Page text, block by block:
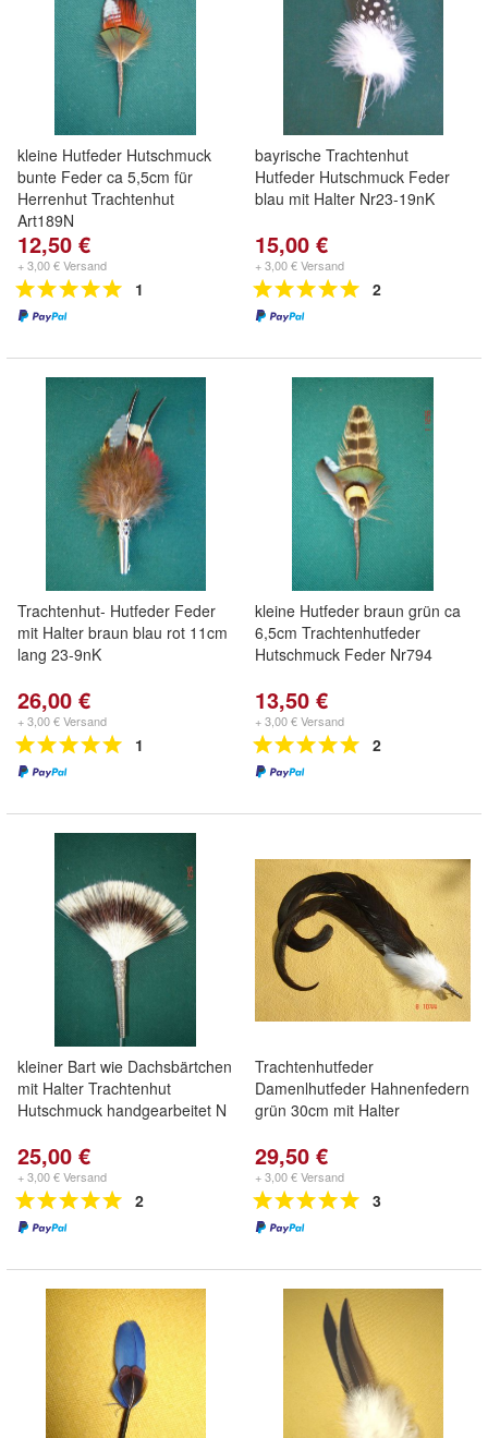
kleine Hutfeder Hutschmuck
bunte Feder ca 5,5cm für
Herrenhut Trachtenhut
Art189N
12,50 €
+ 3,00 € Versand
1
bayrische Trachtenhut
Hutfeder Hutschmuck Feder
blau mit Halter Nr23-19nK
15,00 €
+ 3,00 € Versand
2
Trachtenhut- Hutfeder Feder
mit Halter braun blau rot 11cm
lang 23-9nK
26,00 €
+ 3,00 € Versand
1
kleine Hutfeder braun grün ca
6,5cm Trachtenhutfeder
Hutschmuck Feder Nr794
13,50 €
+ 3,00 € Versand
2
kleiner Bart wie Dachsbärtchen
mit Halter Trachtenhut
Hutschmuck handgearbeitet N
25,00 €
+ 3,00 € Versand
2
Trachtenhutfeder
Damenlhutfeder Hahnenfedern
grün 30cm mit Halter
29,50 €
+ 3,00 € Versand
3